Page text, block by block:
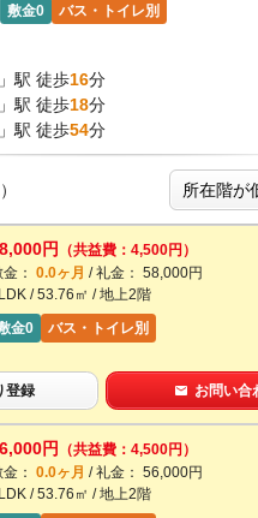
敷金0 バス・トイレ別
駅 徒歩16分
駅 徒歩18分
駅 徒歩54分
）
円
（共益費：4,500円）
： 0.0ヶ月 / 礼金： 58,000円
/ 53.76㎡ / 地上2階
金0
バス・トイレ別
登録 お問い合
円
（共益費：4,500円）
： 0.0ヶ月 / 礼金： 56,000円
/ 53.76㎡ / 地上2階